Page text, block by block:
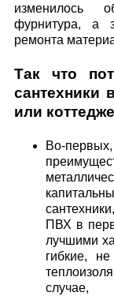
изменилось
фурнитура, а
ремонта
Так что
сантехники
или
Во-
ПВХ в
лучшими
гибкие,